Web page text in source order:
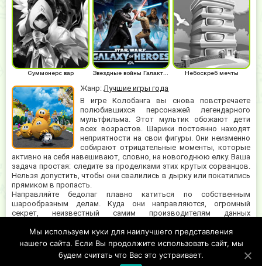
Жанр:Лучшие игры года
В игре Колобанга вы снова повстречаете
полюбившихся персонажей легендарного
мультфильма. Этот мультик обожают дети
всех возрастов. Шарики постоянно находят
неприятности на свои фигуры. Они неизменно
собирают отрицательные моменты, которые
активно на себя навешивают, словно, на новогоднюю елку. Ваша
задача простая: следите за проделками этих крутых сорванцов.
Нельзя допустить, чтобы они свалились в дырку или покатились
прямиком в пропасть.
Направляйте бедолаг плавно катиться по собственным
шарообразным делам. Куда они направляются, огромный
секрет, неизвестный самим производителям данных
поэтому, собственными планами предпочитают не делиться с
окружающими. Ребята не должны опоздать на условленное
время. Следите за таймером!
Суммонерс вар Звездные войны Галактика героев Небоскреб мечты
Мы используем куки для наилучшего представления
нашего сайта. Если Вы продолжите использовать сайт, мы
будем считать что Вас это устраивает.